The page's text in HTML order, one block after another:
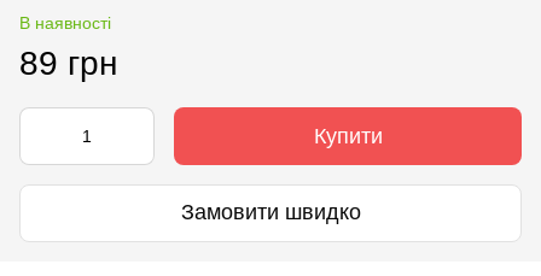
В наявності
89 грн
Купити
Замовити швидко